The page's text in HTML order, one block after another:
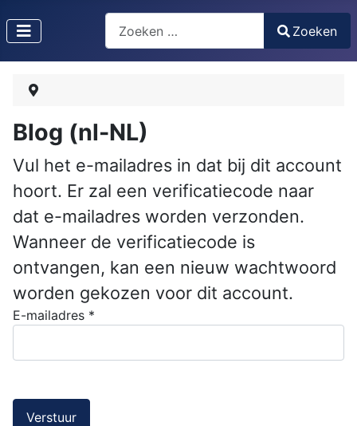
Type 2 or more characters for results.
Zoeken
Blog (nl-NL)
Vul het e-mailadres in dat bij dit account
hoort. Er zal een verificatiecode naar
dat e-mailadres worden verzonden.
Wanneer de verificatiecode is
ontvangen, kan een nieuw wachtwoord
worden gekozen voor dit account.
E-mailadres *
Verstuur